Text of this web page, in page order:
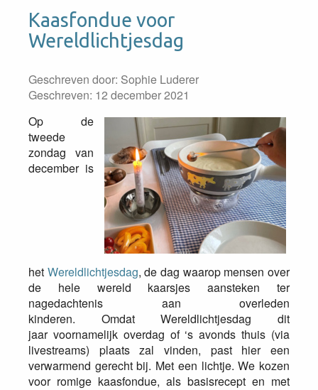
Kaasfondue voor
Wereldlichtjesdag
Geschreven door: Sophie Luderer
Geschreven: 12 december 2021
Op de
tweede
zondag van
december is
het Wereldlichtjesdag, de dag waarop mensen over
de hele wereld kaarsjes aansteken ter
nagedachtenis aan overleden
kinderen. Omdat Wereldlichtjesdag dit
jaar voornamelijk overdag of ‘s avonds thuis (via
livestreams) plaats zal vinden, past hier een
verwarmend gerecht bij. Met een lichtje. We kozen
voor romige kaasfondue, als basisrecept en met